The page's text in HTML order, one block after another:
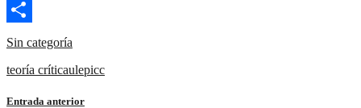
Email
Compartir
Sin categoría
teoría críticaulepicc
Entrada anterior